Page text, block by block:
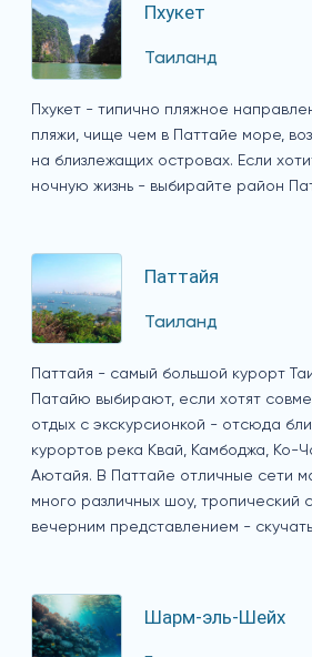
Пхукет
Таиланд
Пхукет - типично пляжное
пляжи, чище чем в Паттайе море,
на близлежащих островах. Если
ночную жизнь - выбирайте район
Паттайя
Таиланд
Паттайя - самый большой курорт
Патайю выбирают, если хотят
отдых с экскурсионкой - отсюда
курортов река Квай, Камбоджа, Ко-
Аютайя. В Паттайе отличные сети
много различных шоу, тропический
вечерним представлением -
Шарм-эль-Шейх